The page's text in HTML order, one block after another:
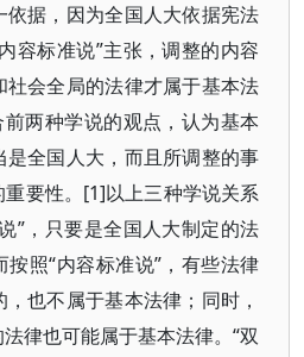
据，因为全国人大依据宪法
容标准说”主张，调整的内容
会全局的法律才属于基本法
两种学说的观点，认为基本
全国人大，而且所调整的事
要性。[1]以上三种学说关系
”，只要是全国人大制定的法
照“内容标准说”，有些法律
也不属于基本法律；同时，
律也可能属于基本法律。“双